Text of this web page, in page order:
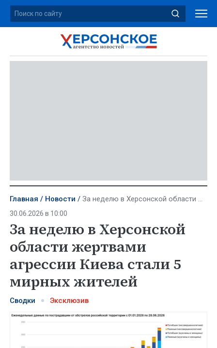
Главная Новости За неделю в Херсонской области жертвами агрессии Киева стали 5 мирных жителей
30.06.2026 в 10:00
За неделю в Херсонской
области жертвами
агрессии Киева стали 5
мирных жителей
Сводки Эксклюзив